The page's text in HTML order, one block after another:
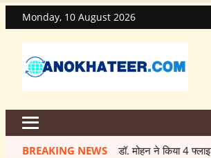
Monday, 10 August 2026
BREAKING NEWS
सीएम डॉ. मोहन ने किया 4 फ्लाइट का